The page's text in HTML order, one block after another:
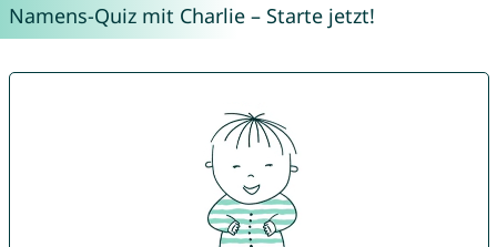
Namens-Quiz mit Charlie – Starte jetzt!